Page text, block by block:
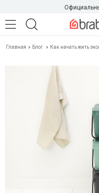
Главная Блог Как начать жить